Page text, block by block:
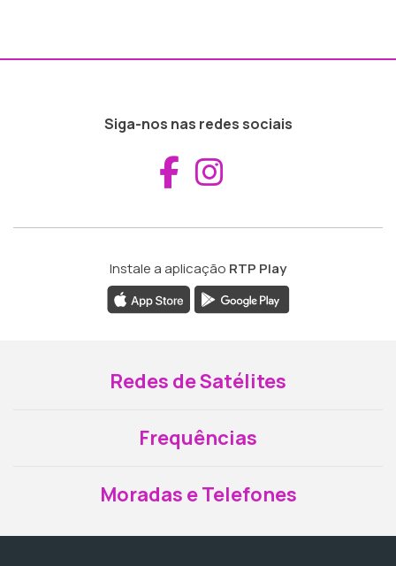
Siga-nos nas redes sociais
Aceder ao
Instale a aplicação RTP Play
Redes de Satélites
Frequências
Moradas e Telefones